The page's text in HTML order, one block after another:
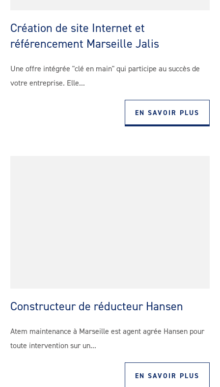
Création de site Internet et
référencement Marseille Jalis
Une offre intégrée "clé en main" qui participe au succès de
votre entreprise. Elle...
EN SAVOIR PLUS
Constructeur de réducteur Hansen
Atem maintenance à Marseille est agent agrée Hansen pour
toute intervention sur un...
EN SAVOIR PLUS